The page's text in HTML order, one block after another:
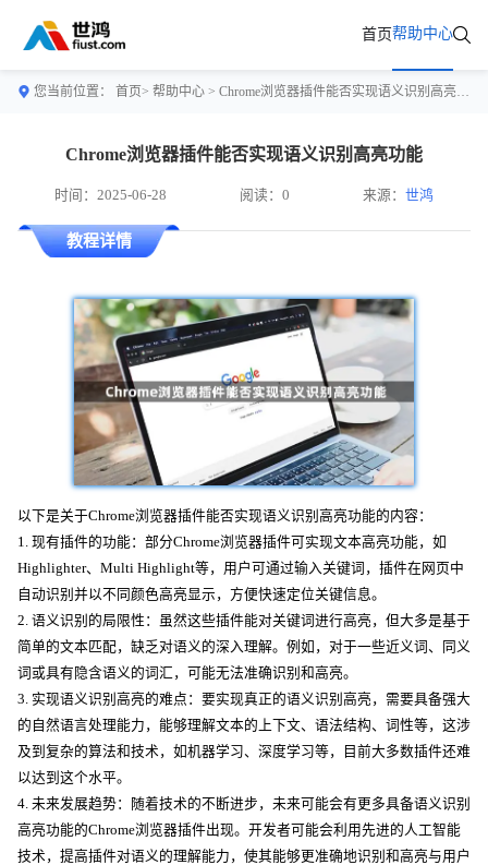
首页帮助中心
您当前位置： 首页> 帮助中心 > Chrome浏览器插件能否实现语义识别高亮功能
Chrome浏览器插件能否实现语义识别高亮功能
时间：2025-06-28 阅读：0 来源：世鸿
教程详情
以下是关于Chrome浏览器插件能否实现语义识别高亮功能的内容：
1. 现有插件的功能：部分Chrome浏览器插件可实现文本高亮功能，如
Highlighter、Multi Highlight等，用户可通过输入关键词，插件在网页中
自动识别并以不同颜色高亮显示，方便快速定位关键信息。
2. 语义识别的局限性：虽然这些插件能对关键词进行高亮，但大多是基于
简单的文本匹配，缺乏对语义的深入理解。例如，对于一些近义词、同义
词或具有隐含语义的词汇，可能无法准确识别和高亮。
3. 实现语义识别高亮的难点：要实现真正的语义识别高亮，需要具备强大
的自然语言处理能力，能够理解文本的上下文、语法结构、词性等，这涉
及到复杂的算法和技术，如机器学习、深度学习等，目前大多数插件还难
以达到这个水平。
4. 未来发展趋势：随着技术的不断进步，未来可能会有更多具备语义识别
高亮功能的Chrome浏览器插件出现。开发者可能会利用先进的人工智能
技术，提高插件对语义的理解能力，使其能够更准确地识别和高亮与用户